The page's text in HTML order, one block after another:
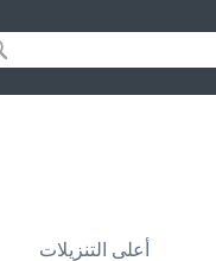
أعلى التنزيلات